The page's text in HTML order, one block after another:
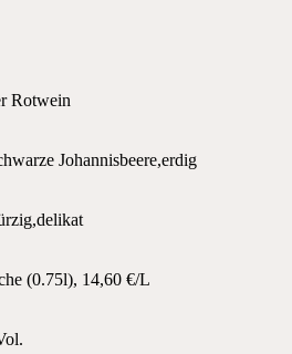
Rotwein
Johannisbeere,erdig
(0.75l), 14,60 €/L